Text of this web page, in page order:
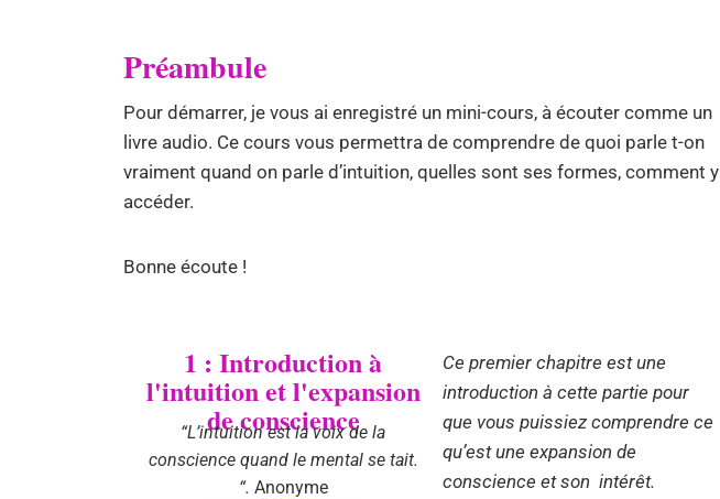
Préambule
Pour démarrer, je vous ai enregistré un mini-cours, à écouter comme un
livre audio. Ce cours vous permettra de comprendre de quoi parle t-on
vraiment quand on parle d’intuition, quelles sont ses formes, comment y
accéder.
Bonne écoute !
1 : Introduction à
l'intuition et l'expansion
de conscience
“L’intuition est la voix de la
conscience quand le mental se tait.
“. Anonyme
Ce premier chapitre est une
introduction à cette partie pour
que vous puissiez comprendre ce
qu’est une expansion de
conscience et son intérêt.